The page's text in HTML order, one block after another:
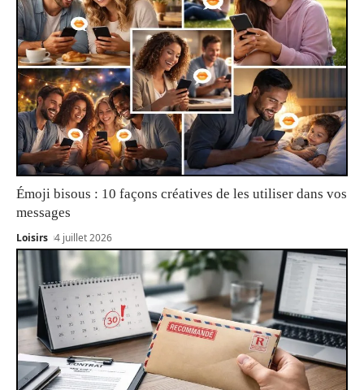
Émoji bisous : 10 façons créatives de les utiliser dans vos
messages
Loisirs 4 juillet 2026